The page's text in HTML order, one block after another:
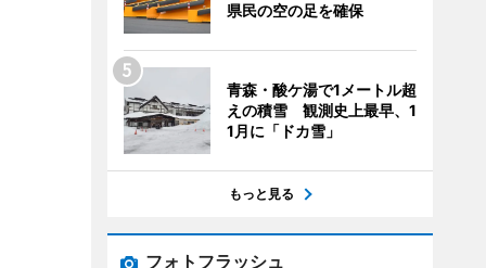
県民の空の足を確保
青森・酸ケ湯で1メートル超
えの積雪 観測史上最早、1
1月に「ドカ雪」
もっと見る
フォトフラッシュ